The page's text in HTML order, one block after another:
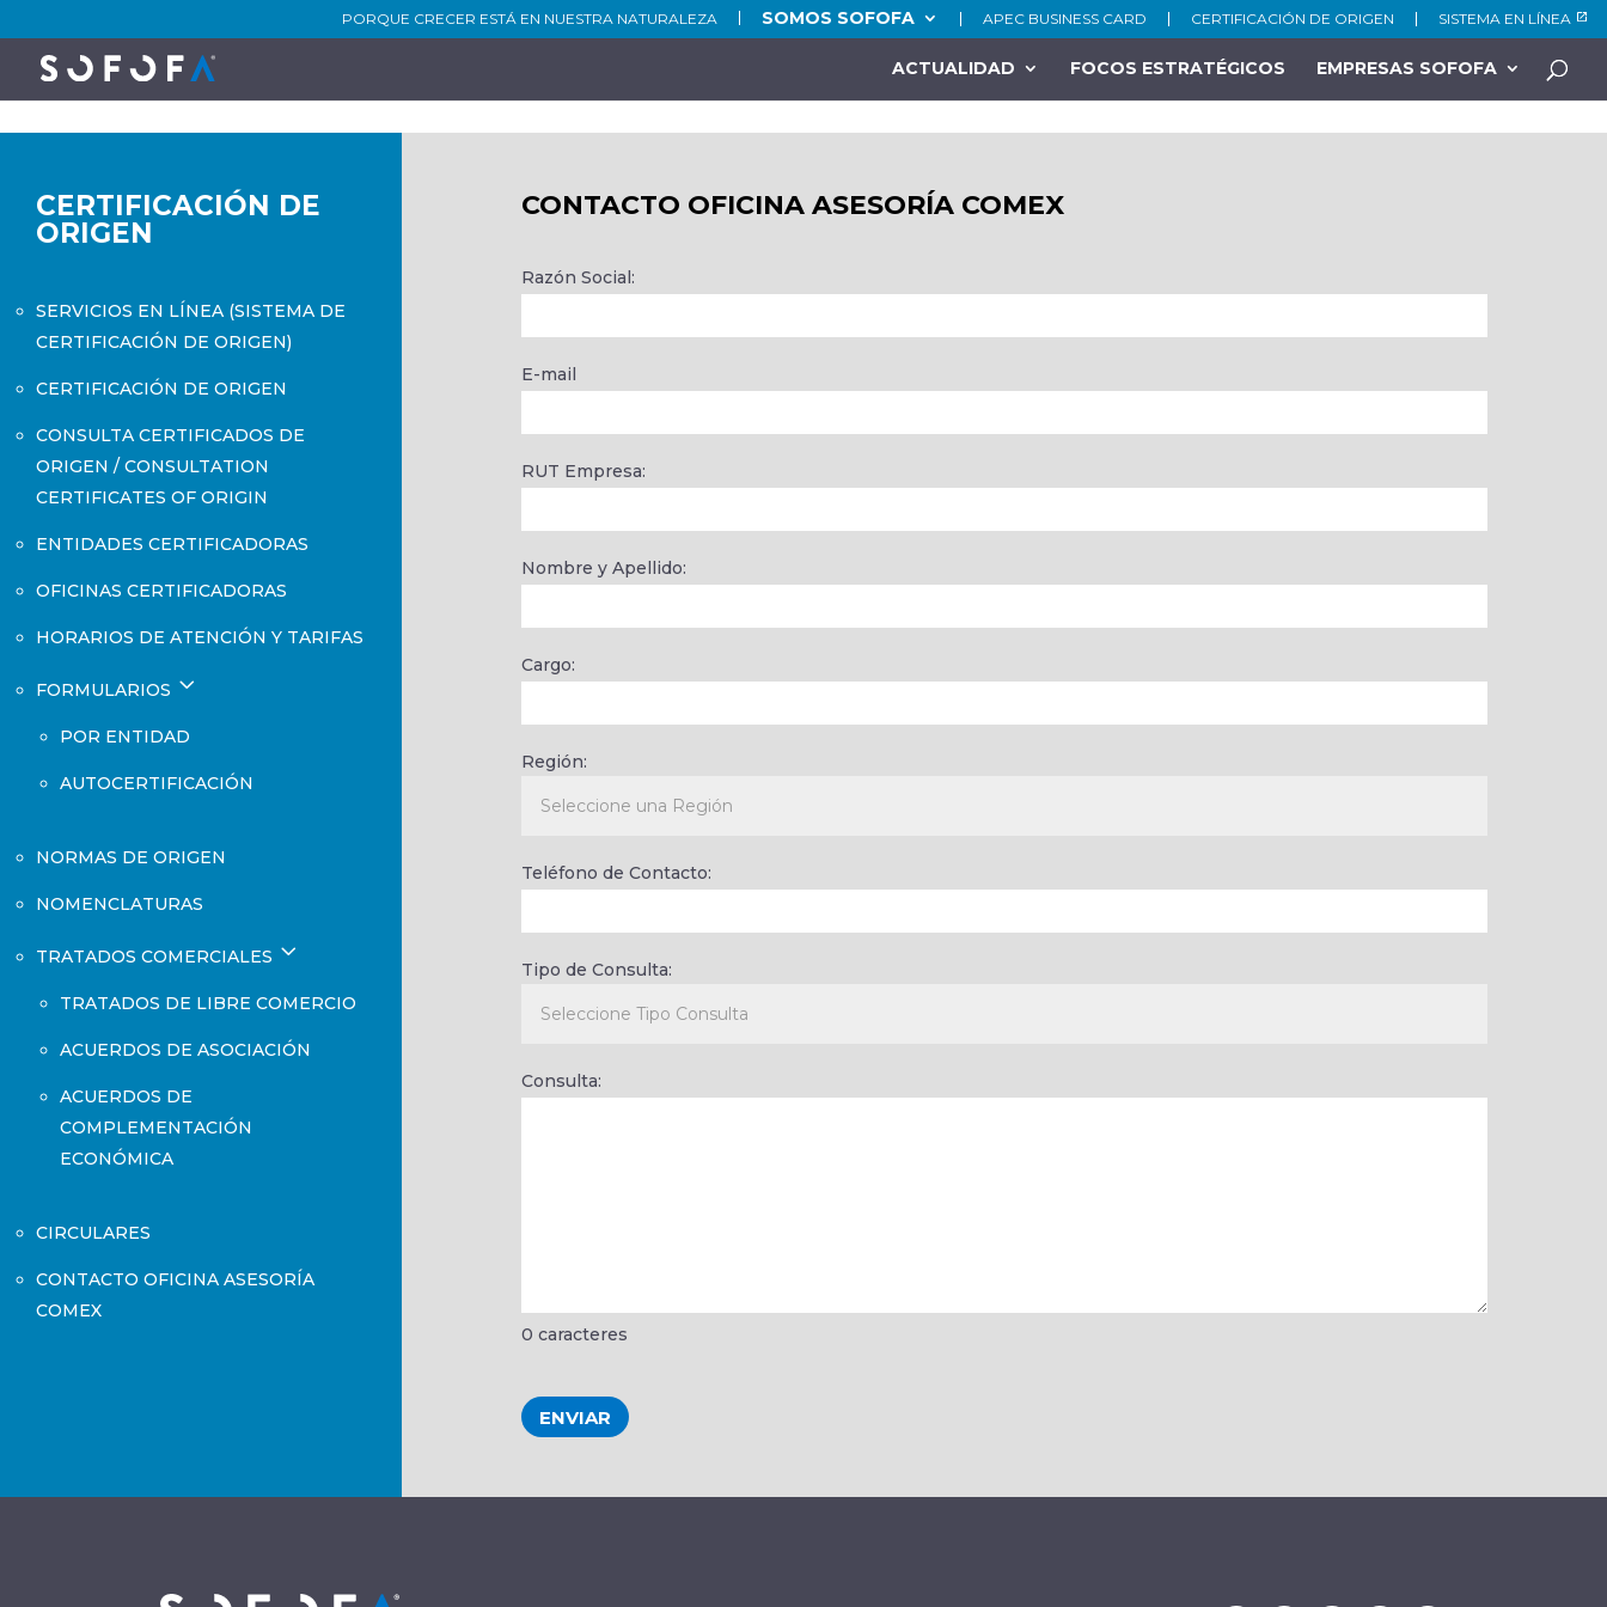
PORQUE CRECER ESTÁ EN NUESTRA NATURALEZA SOMOS SOFOFA APEC BUSINESS CARD CERTIFICACIÓN DE ORIGEN SISTEMA EN LÍNEA
ACTUALIDAD FOCOS ESTRATÉGICOS EMPRESAS SOFOFA
CERTIFICACIÓN DE
ORIGEN
SERVICIOS EN LÍNEA (SISTEMA DE
CERTIFICACIÓN DE ORIGEN)
CERTIFICACIÓN DE ORIGEN
CONSULTA CERTIFICADOS DE
ORIGEN / CONSULTATION
CERTIFICATES OF ORIGIN
ENTIDADES CERTIFICADORAS
OFICINAS CERTIFICADORAS
HORARIOS DE ATENCIÓN Y TARIFAS
FORMULARIOS 3
POR ENTIDAD
AUTOCERTIFICACIÓN
NORMAS DE ORIGEN
NOMENCLATURAS
TRATADOS COMERCIALES 3
TRATADOS DE LIBRE COMERCIO
ACUERDOS DE ASOCIACIÓN
ACUERDOS DE
COMPLEMENTACIÓN
ECONÓMICA
CIRCULARES
CONTACTO OFICINA ASESORÍA
COMEX
CONTACTO OFICINA ASESORÍA COMEX
Razón Social:
E-mail
RUT Empresa:
Nombre y Apellido:
Cargo:
Región:
Teléfono de Contacto:
Tipo de Consulta:
Consulta:
0 caracteres
ENVIAR